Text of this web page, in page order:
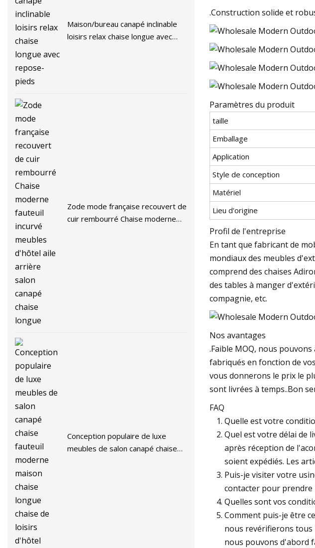
Maison/bureau canapé inclinable
loisirs relax chaise longue avec
Zode mode française recouvert de
cuir rembourré Chaise moderne
Conception populaire de luxe
meubles de salon canapé chaise
.Construction solide et
Paramètres du produit
taille
Emballage
Application
Style de conception
Matériel
Lieu d'origine
Profil de l'entreprise
En tant que fabricant de
mondiaux des meubles
comprend des chaises
des tables à manger
compagnie, etc.
Nos avantages
.Faible MOQ, nous
fabriqués en fonction de
vous donnerons le prix le
sont livrées à temps..Bon
FAQ
Quelle est votre
Quel est votre délai de
après réception de
soient expédiés. Les
Puis-je visiter votre
contacter pour prendre
Quelles sont vos
Comment puis-je être
nous revérifierons tous
nous pouvons d'abord